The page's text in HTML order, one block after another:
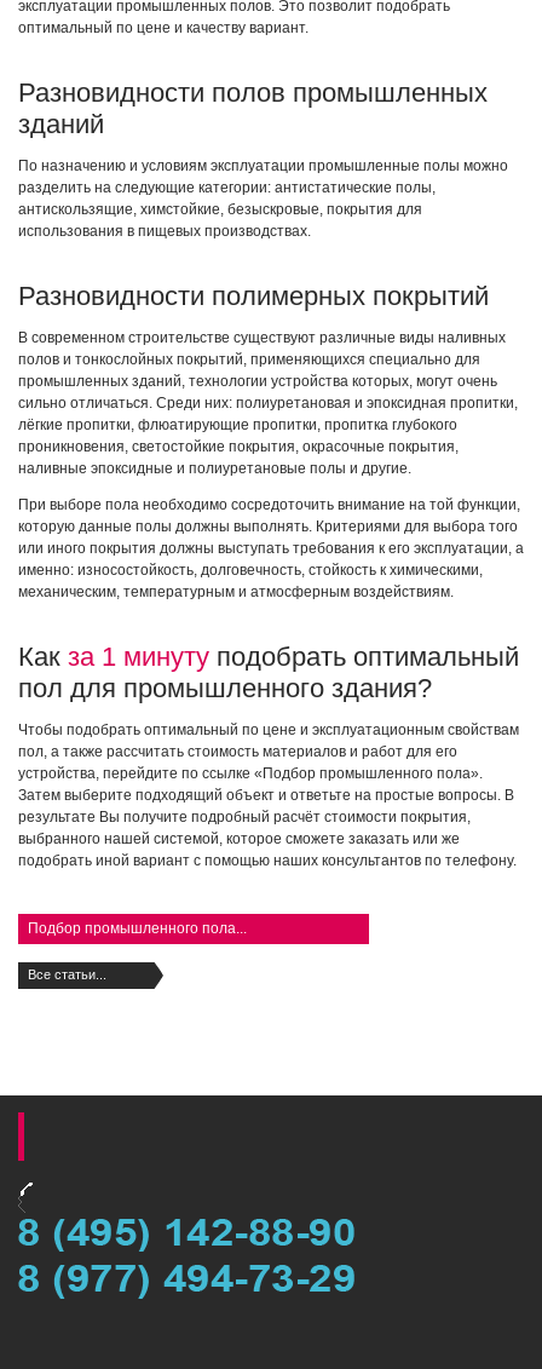
эксплуатации промышленных полов. Это позволит подобрать
оптимальный по цене и качеству вариант.
Разновидности полов промышленных
зданий
По назначению и условиям эксплуатации промышленные полы можно
разделить на следующие категории: антистатические полы,
антискользящие, химстойкие, безыскровые, покрытия для
использования в пищевых производствах.
Разновидности полимерных покрытий
В современном строительстве существуют различные виды наливных
полов и тонкослойных покрытий, применяющихся специально для
промышленных зданий, технологии устройства которых, могут очень
сильно отличаться. Среди них: полиуретановая и эпоксидная пропитки,
лёгкие пропитки, флюатирующие пропитки, пропитка глубокого
проникновения, светостойкие покрытия, окрасочные покрытия,
наливные эпоксидные и полиуретановые полы и другие.
При выборе пола необходимо сосредоточить внимание на той функции,
которую данные полы должны выполнять. Критериями для выбора того
или иного покрытия должны выступать требования к его эксплуатации, а
именно: износостойкость, долговечность, стойкость к химическими,
механическим, температурным и атмосферным воздействиям.
Как за 1 минуту подобрать оптимальный
пол для промышленного здания?
Чтобы подобрать оптимальный по цене и эксплуатационным свойствам
пол, а также рассчитать стоимость материалов и работ для его
устройства, перейдите по ссылке «Подбор промышленного пола».
Затем выберите подходящий объект и ответьте на простые вопросы. В
результате Вы получите подробный расчёт стоимости покрытия,
выбранного нашей системой, которое сможете заказать или же
подобрать иной вариант с помощью наших консультантов по телефону.
Подбор промышленного пола...
Все статьи...